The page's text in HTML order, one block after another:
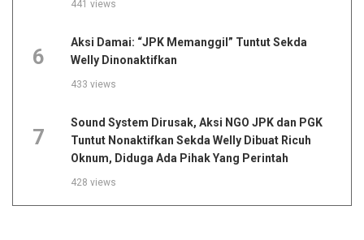
441 views
6
Aksi Damai: “JPK Memanggil” Tuntut Sekda
Welly Dinonaktifkan
433 views
7
Sound System Dirusak, Aksi NGO JPK dan PGK
Tuntut Nonaktifkan Sekda Welly Dibuat Ricuh
Oknum, Diduga Ada Pihak Yang Perintah
428 views